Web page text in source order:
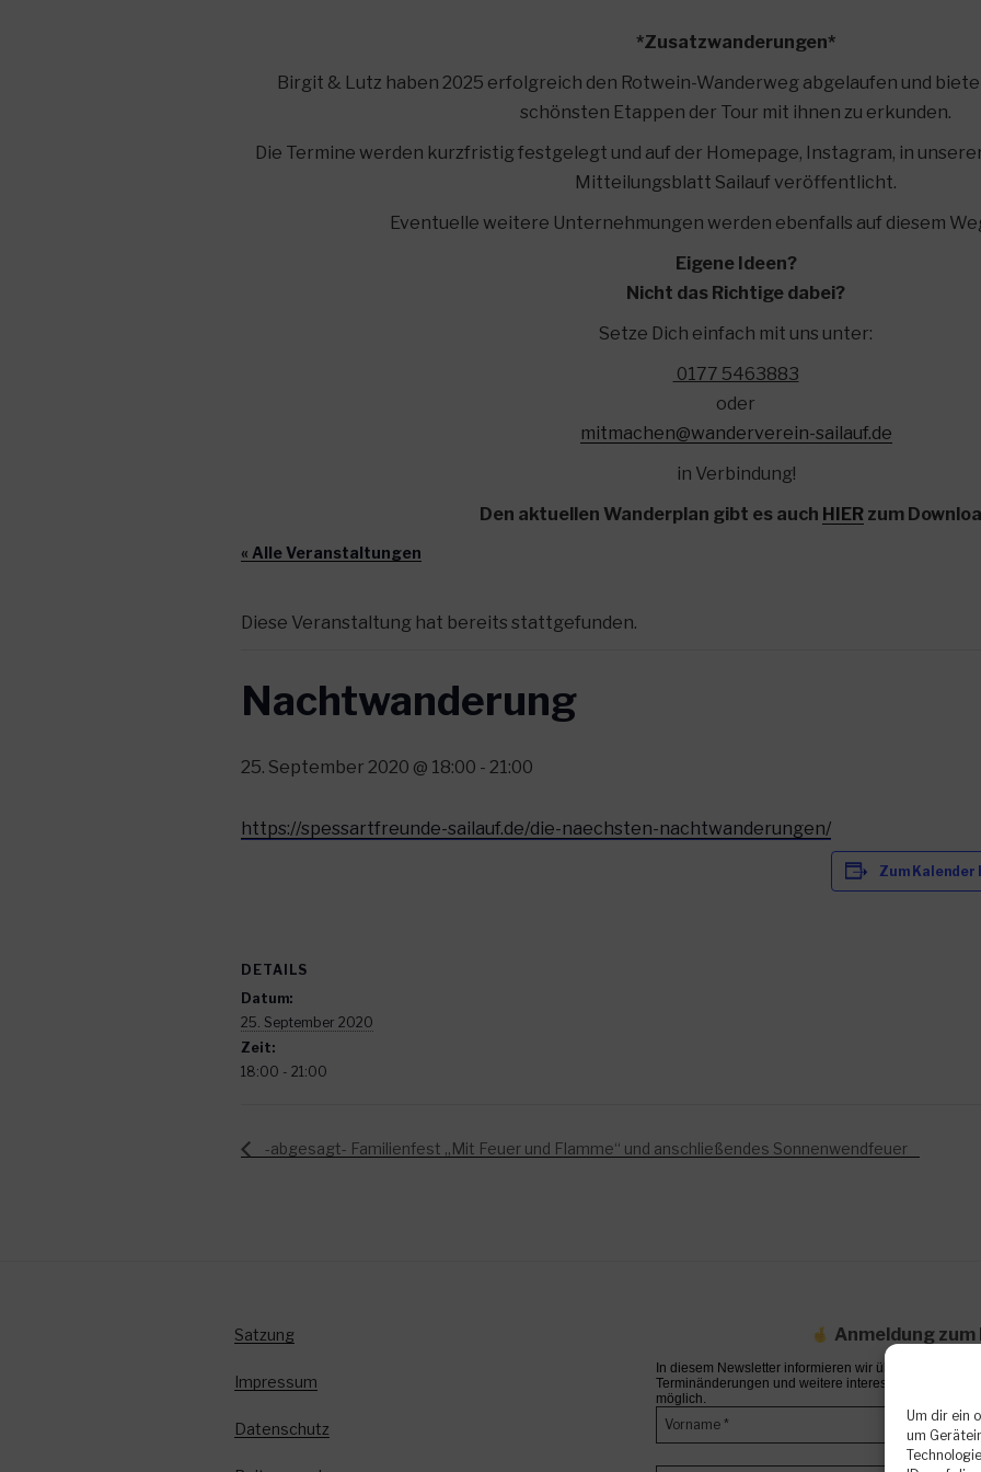
Um dir ein
um
*Zusatzwanderungen*
Birgit & Lutz haben 2025 erfolgreich den Rotwein-Wanderweg abgelaufen und
schönsten Etappen der Tour mit ihnen zu erkunden.
Die Termine werden kurzfristig festgelegt und auf der Homepage, Instagram, in
Mitteilungsblatt Sailauf veröffentlicht.
Eventuelle weitere Unternehmungen werden ebenfalls auf diesem
Eigene Ideen?
Nicht das Richtige dabei?
Setze Dich einfach mit uns unter:
0177 5463883
oder
mitmachen@wanderverein-sailauf.de
in Verbindung!
Den aktuellen Wanderplan gibt es auch HIERzum
« Alle Veranstaltungen
Diese Veranstaltung hat bereits stattgefunden.
Nachtwanderung
25. September 2020 @ 18:00 - 21:00
https://spessartfreunde-sailauf.de/die-naechsten-nachtwanderungen/
Zum Kalender
DETAILS
Datum:
25. September 2020
Zeit:
18:00 - 21:00
-abgesagt- Familienfest „Mit Feuer und Flamme“ und anschließendes Sonnenwendfeuer
Satzung
Impressum
Datenschutz
Anmeldung
In diesem Newsletter informieren wir über
Terminänderungen und weitere interessante
möglich.